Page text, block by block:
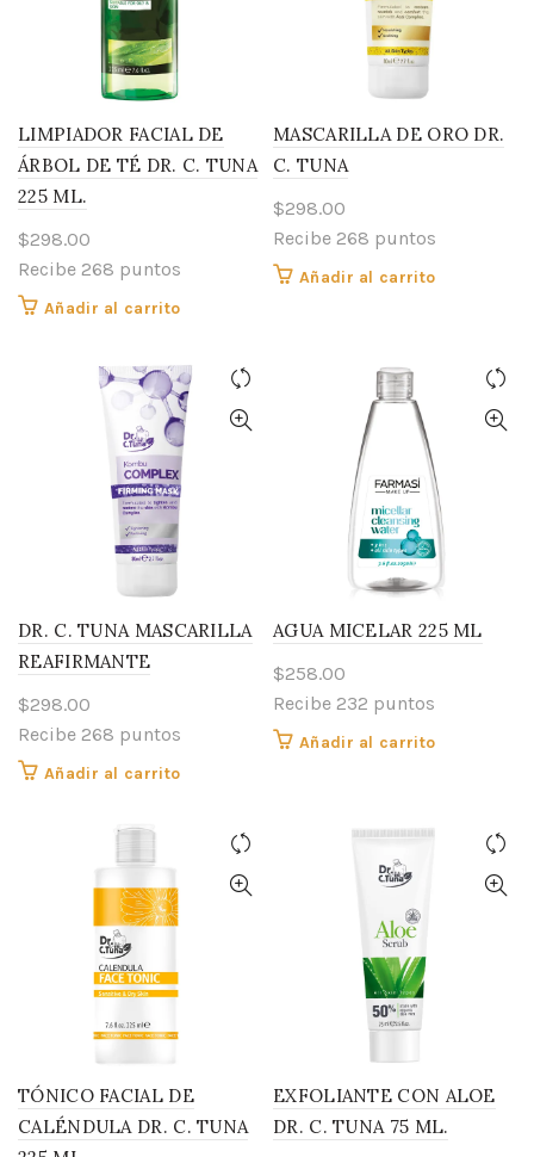
LIMPIADOR FACIAL DE
ÁRBOL DE TÉ DR. C. TUNA
225 ML.
$298.00
Recibe 268 puntos
Añadir al carrito
MASCARILLA DE ORO DR.
C. TUNA
$298.00
Recibe 268 puntos
Añadir al carrito
DR. C. TUNA MASCARILLA
REAFIRMANTE
$298.00
Recibe 268 puntos
Añadir al carrito
AGUA MICELAR 225 ML
$258.00
Recibe 232 puntos
Añadir al carrito
TÓNICO FACIAL DE
CALÉNDULA DR. C. TUNA
EXFOLIANTE CON ALOE
DR. C. TUNA 75 ML.